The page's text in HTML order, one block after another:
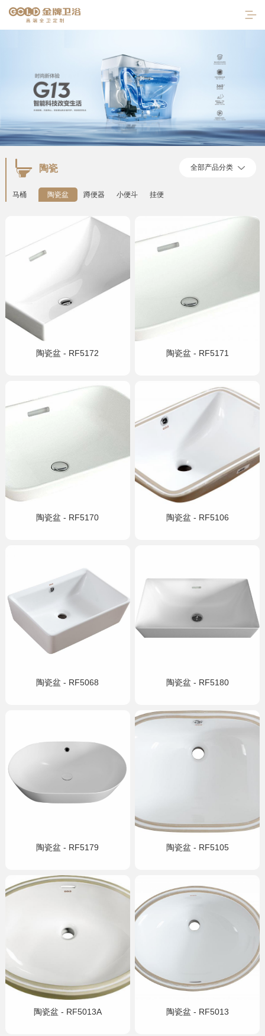
陶瓷
淋浴房
定制
官方商城
全部产品分类
陶瓷
马桶 陶瓷盆 蹲便器 小便斗 挂便
陶瓷盆 - RF5172 陶瓷盆 - RF5171
陶瓷盆 - RF5170 陶瓷盆 - RF5106
陶瓷盆 - RF5068 陶瓷盆 - RF5180
陶瓷盆 - RF5179 陶瓷盆 - RF5105
陶瓷盆 - RF5013A 陶瓷盆 - RF5013